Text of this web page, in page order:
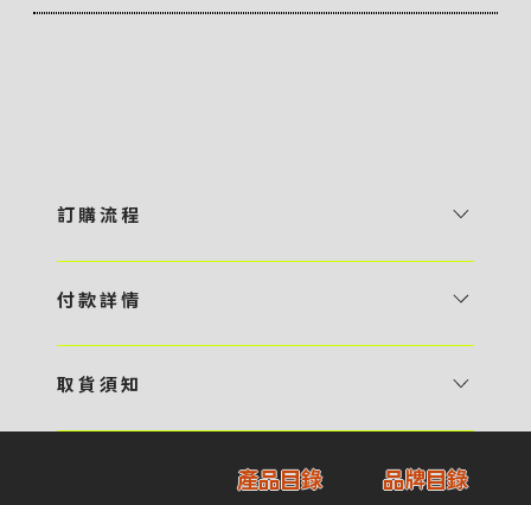
訂 購 流 程
預 約 〉，參看官網上的商品目錄和作品照片去選擇心儀的款式，同時可
報價 貴客可透過電郵方式或 WhatsApp 平台提交定製資料，4AM 團
相關價目，貴客最終確認後將獲取正式完整單據，請安排繳付貨款訂金以
啟動貨品製作 4 / 商品印製 訂金核實後，4AM 團隊將隨即開始製作 5
付 款 詳 情
・ Payme ・ 現金機入數 ・ 銀行櫃檯入數 ・ ATM自動櫃員機轉帳 ・
交易單據。如貴客欲更改電郵地址，請與 4AM 團隊聯絡 - 貴客的付款
記錄可透過電郵 或 WhatsApp平台（ 請註明訂單編號 ）交予4AM 團
取 貨 須 知
請與4AM團隊職員聯絡預約取貨時間｜​ ・ GoGoVan ｜即日完成配送
服務｜運費由貴客現金支付司機｜ ・ 順豐速運 ｜貨件運送需要多於2－
產品目錄 品牌目錄